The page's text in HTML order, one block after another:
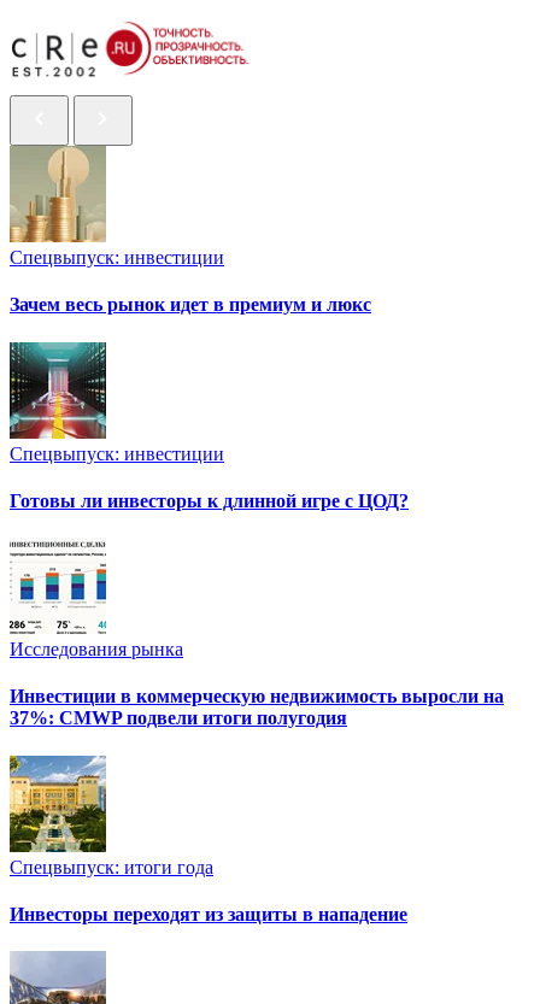
Спецвыпуск: инвестиции
Зачем весь рынок идет в премиум и люкс
Спецвыпуск: инвестиции
Готовы ли инвесторы к длинной игре с ЦОД?
Исследования рынка
Инвестиции в коммерческую недвижимость выросли на
37%: CMWP подвели итоги полугодия
Спецвыпуск: итоги года
Инвесторы переходят из защиты в нападение